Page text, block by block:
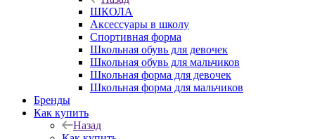
ШКОЛА
Аксессуары в школу
Спортивная форма
Школьная обувь для девочек
Школьная обувь для мальчиков
Школьная форма для девочек
Школьная форма для мальчиков
Бренды
Как купить
Назад